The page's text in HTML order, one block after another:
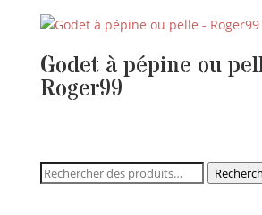
Godet à pépine ou
Roger99
Rechercher :